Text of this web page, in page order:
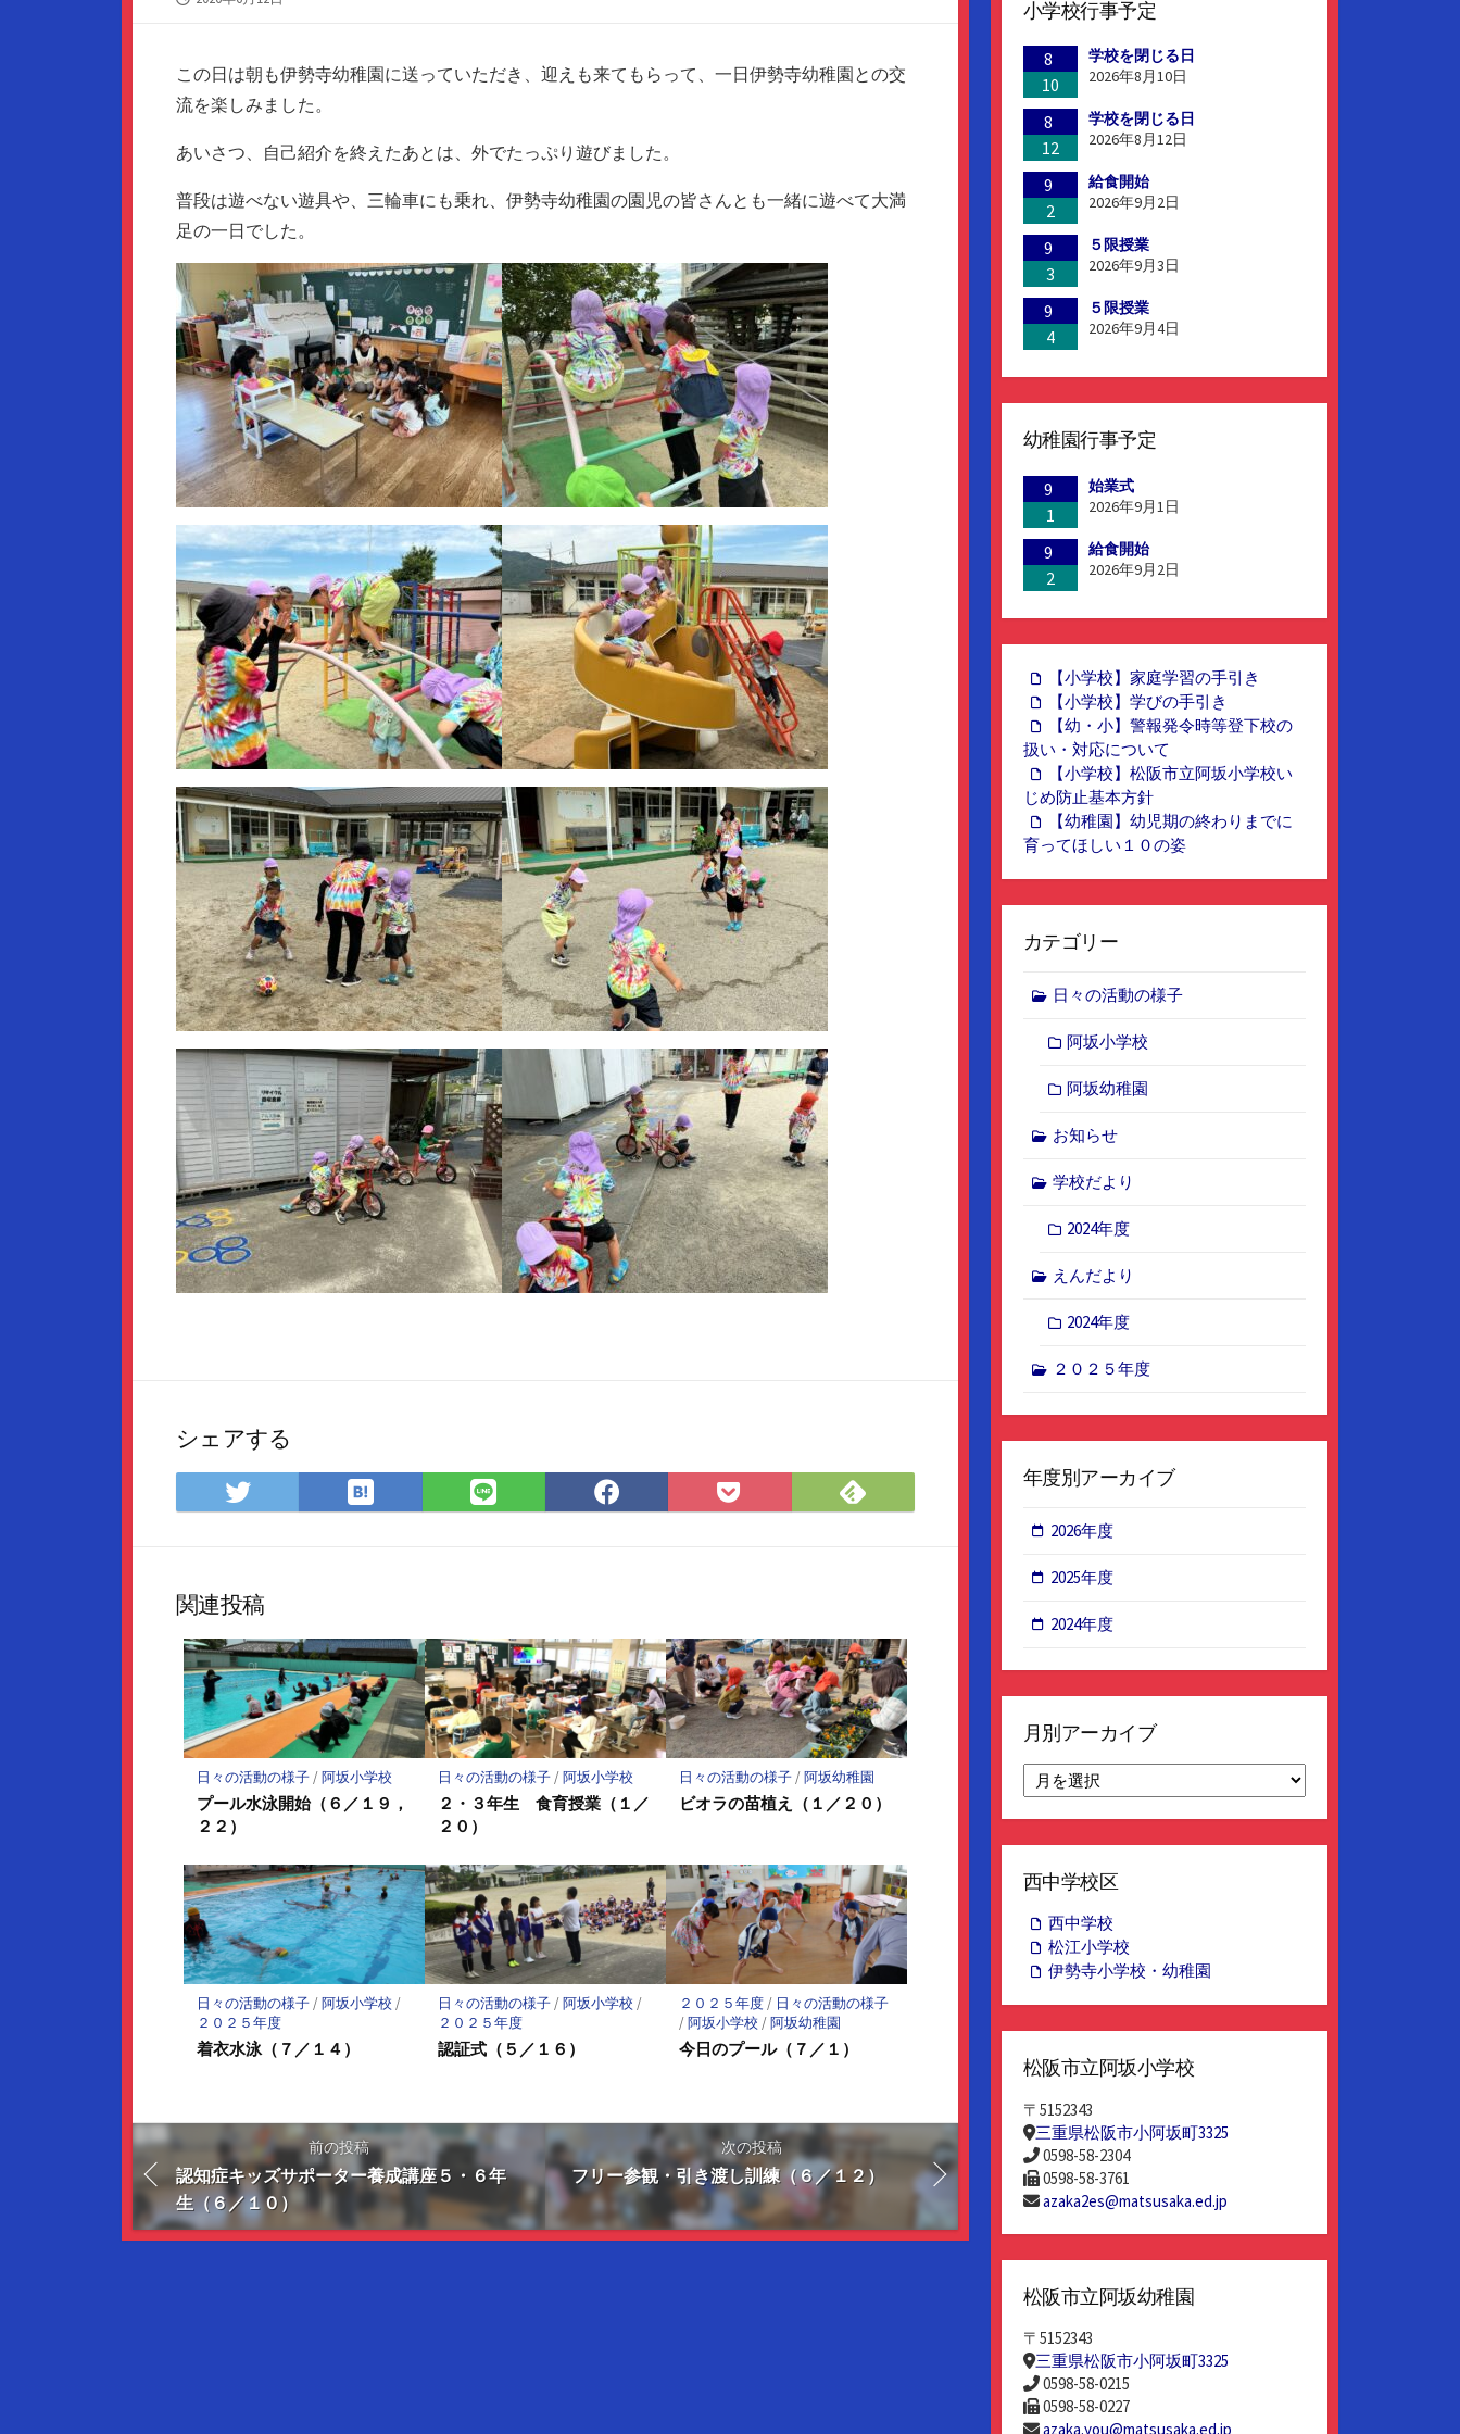
この日は朝も伊勢寺幼稚園に送っていただき、迎えも来てもらって、一日伊勢寺幼稚園との交
流を楽しみました。
あいさつ、自己紹介を終えたあとは、外でたっぷり遊びました。
普段は遊べない遊具や、三輪車にも乗れ、伊勢寺幼稚園の園児の皆さんとも一緒に遊べて大満
足の一日でした。
シェアする
Twitter
で
ア
は
て
マ
ー
ク
に
保
存
LINE
で
Facebook
で
Pocket
に
Feedly
で
関連投稿
日々の活動の様子/阿坂小学校
プール水泳開始（６／１９，
２２）
日々の活動の様子/阿坂小学校
２・３年生 食育授業（１／
２０）
日々の活動の様子/阿坂幼稚園
ビオラの苗植え（１／２０）
日々の活動の様子/阿坂小学校 /
２０２５年度
着衣水泳（７／１４）
日々の活動の様子/阿坂小学校 /
２０２５年度
認証式（５／１６）
２０２５年度/ 日々の活動の様子
/阿坂小学校 /阿坂幼稚園
今日のプール（７／１）
前の投稿
認知症キッズサポーター養成講座５・６年
生（６／１０）
次の投稿
フリー参観・引き渡し訓練（６／１２）
小学校行事予定
8
10
学校を閉じる日
2026年8月10日
8
12
学校を閉じる日
2026年8月12日
9
2
給食開始
2026年9月2日
9
3
５限授業
2026年9月3日
9
4
５限授業
2026年9月4日
幼稚園行事予定
9
1
始業式
2026年9月1日
9
2
給食開始
2026年9月2日
【小学校】家庭学習の手引き
【小学校】学びの手引き
【幼・小】警報発令時等登下校の
扱い・対応について
【小学校】松阪市立阿坂小学校い
じめ防止基本方針
【幼稚園】幼児期の終わりまでに
育ってほしい１０の姿
カテゴリー
日々の活動の様子
阿坂小学校
阿坂幼稚園
お知らせ
学校だより
2024年度
えんだより
2024年度
２０２５年度
年度別アーカイブ
2026年度
2025年度
2024年度
月別アーカイブ
別
ア
ー
イ
西中学校区
西中学校
松江小学校
伊勢寺小学校・幼稚園
松阪市立阿坂小学校
〒5152343
三重県松阪市小阿坂町3325
0598-58-2304
0598-58-3761
azaka2es@matsusaka.ed.jp
松阪市立阿坂幼稚園
〒5152343
三重県松阪市小阿坂町3325
0598-58-0215
0598-58-0227
azaka.you@matsusaka.ed.jp